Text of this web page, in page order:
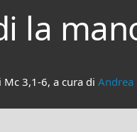
la
3,1-6, a cura di Andrea